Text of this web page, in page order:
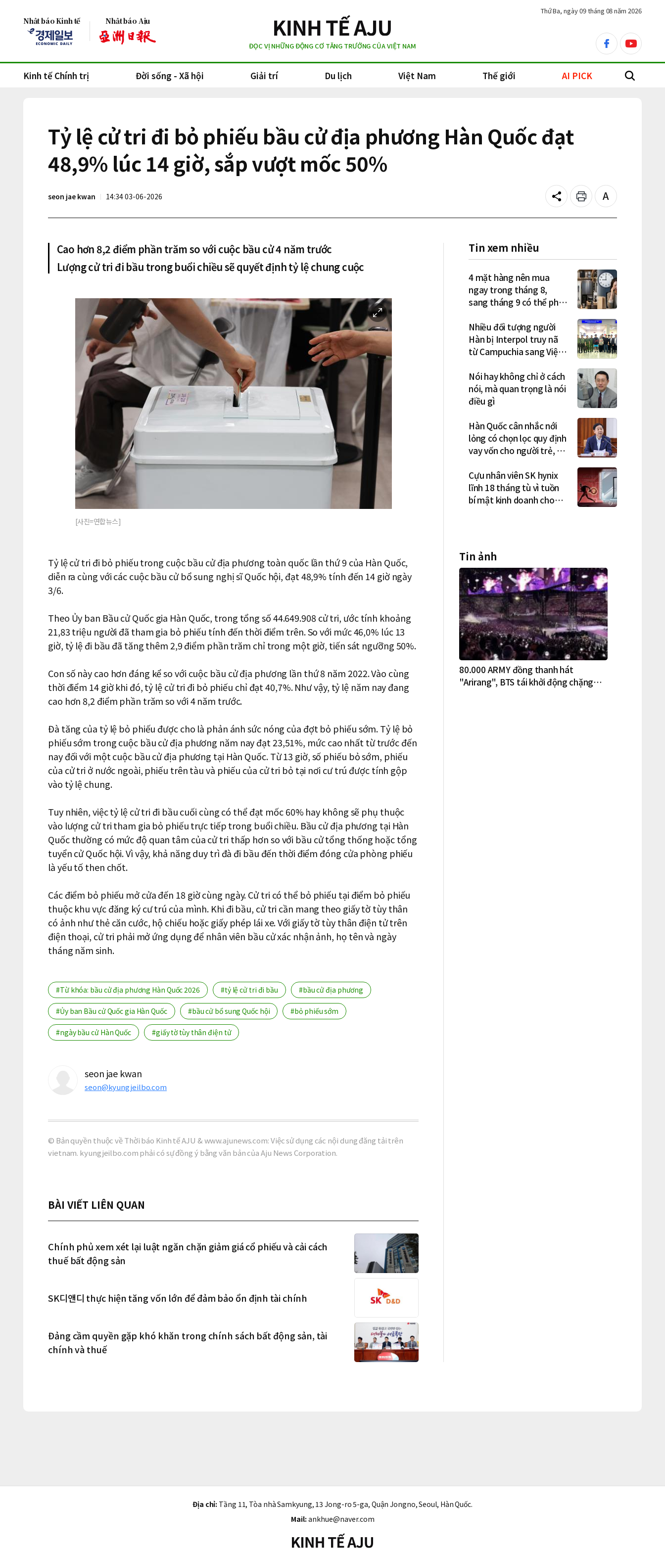
Nhật báo Kinh tế Nhật báo Aju
ĐỌC VỊ NHỮNG ĐỘNG CƠ TĂNG TRƯỞNG CỦA VIỆT NAM
facebookyoutube
Thứ Ba, ngày 09 tháng 08 năm 2026
Kinh tế Chính trị Đời sống - Xã hội Giải trí Du lịch Việt Nam Thế giới AI PICK search
Tỷ lệ cử tri đi bỏ phiếu bầu cử địa phương Hàn Quốc đạt
48,9% lúc 14 giờ, sắp vượt mốc 50%
seon jae kwan 14:34 03-06-2026 Share Print
Text
size
Cao hơn 8,2 điểm phần trăm so với cuộc bầu cử 4 năm trước
Lượng cử tri đi bầu trong buổi chiều sẽ quyết định tỷ lệ chung cuộc
이
미
지
확
대
[사진=연합뉴스]
Tỷ lệ cử tri đi bỏ phiếu trong cuộc bầu cử địa phương toàn quốc lần thứ 9 của Hàn Quốc,
diễn ra cùng với các cuộc bầu cử bổ sung nghị sĩ Quốc hội, đạt 48,9% tính đến 14 giờ ngày
3/6.
Theo Ủy ban Bầu cử Quốc gia Hàn Quốc, trong tổng số 44.649.908 cử tri, ước tính khoảng
21,83 triệu người đã tham gia bỏ phiếu tính đến thời điểm trên. So với mức 46,0% lúc 13
giờ, tỷ lệ đi bầu đã tăng thêm 2,9 điểm phần trăm chỉ trong một giờ, tiến sát ngưỡng 50%.
Con số này cao hơn đáng kể so với cuộc bầu cử địa phương lần thứ 8 năm 2022. Vào cùng
thời điểm 14 giờ khi đó, tỷ lệ cử tri đi bỏ phiếu chỉ đạt 40,7%. Như vậy, tỷ lệ năm nay đang
cao hơn 8,2 điểm phần trăm so với 4 năm trước.
Đà tăng của tỷ lệ bỏ phiếu được cho là phản ánh sức nóng của đợt bỏ phiếu sớm. Tỷ lệ bỏ
phiếu sớm trong cuộc bầu cử địa phương năm nay đạt 23,51%, mức cao nhất từ trước đến
nay đối với một cuộc bầu cử địa phương tại Hàn Quốc. Từ 13 giờ, số phiếu bỏ sớm, phiếu
của cử tri ở nước ngoài, phiếu trên tàu và phiếu của cử tri bỏ tại nơi cư trú được tính gộp
vào tỷ lệ chung.
Tuy nhiên, việc tỷ lệ cử tri đi bầu cuối cùng có thể đạt mốc 60% hay không sẽ phụ thuộc
vào lượng cử tri tham gia bỏ phiếu trực tiếp trong buổi chiều. Bầu cử địa phương tại Hàn
Quốc thường có mức độ quan tâm của cử tri thấp hơn so với bầu cử tổng thống hoặc tổng
tuyển cử Quốc hội. Vì vậy, khả năng duy trì đà đi bầu đến thời điểm đóng cửa phòng phiếu
là yếu tố then chốt.
Các điểm bỏ phiếu mở cửa đến 18 giờ cùng ngày. Cử tri có thể bỏ phiếu tại điểm bỏ phiếu
thuộc khu vực đăng ký cư trú của mình. Khi đi bầu, cử tri cần mang theo giấy tờ tùy thân
có ảnh như thẻ căn cước, hộ chiếu hoặc giấy phép lái xe. Với giấy tờ tùy thân điện tử trên
điện thoại, cử tri phải mở ứng dụng để nhân viên bầu cử xác nhận ảnh, họ tên và ngày
tháng năm sinh.
#Từ khóa: bầu cử địa phương Hàn Quốc 2026 #tỷ lệ cử tri đi bầu #bầu cử địa phương
#Ủy ban Bầu cử Quốc gia Hàn Quốc #bầu cử bổ sung Quốc hội #bỏ phiếu sớm
#ngày bầu cử Hàn Quốc #giấy tờ tùy thân điện tử
seon jae kwan
seon@kyungjeilbo.com
© Bản quyền thuộc về Thời báo Kinh tế AJU & www.ajunews.com: Việc sử dụng các nội dung đăng tải trên
vietnam. kyungjeilbo.com phải có sự đồng ý bằng văn bản của Aju News Corporation.
BÀI VIẾT LIÊN QUAN
Chính phủ xem xét lại luật ngăn chặn giảm giá cổ phiếu và cải cách
thuế bất động sản
SK디앤디 thực hiện tăng vốn lớn để đảm bảo ổn định tài chính
Đảng cầm quyền gặp khó khăn trong chính sách bất động sản, tài
chính và thuế
Tin xem nhiều
4 mặt hàng nên mua
ngay trong tháng 8,
sang tháng 9 có thể phải
Nhiều đối tượng người
Hàn bị Interpol truy nã
từ Campuchia sang Việt
Nói hay không chỉ ở cách
nói, mà quan trọng là nói
điều gì
Hàn Quốc cân nhắc nới
lỏng có chọn lọc quy định
vay vốn cho người trẻ, vợ
Cựu nhân viên SK hynix
lĩnh 18 tháng tù vì tuồn
bí mật kinh doanh cho
Tin ảnh
80.000 ARMY đồng thanh hát
"Arirang", BTS tái khởi động chặng
Địa chỉ: Tầng 11, Tòa nhà Samkyung, 13 Jong-ro 5-ga, Quận Jongno, Seoul, Hàn Quốc.
Mail: ankhue@naver.com